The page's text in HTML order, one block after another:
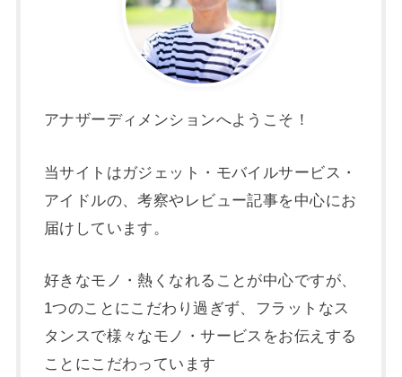
アナザーディメンションへようこそ！
当サイトはガジェット・モバイルサービス・
アイドルの、考察やレビュー記事を中心にお
届けしています。
好きなモノ・熱くなれることが中心ですが、
1つのことにこだわり過ぎず、フラットなス
タンスで様々なモノ・サービスをお伝えする
ことにこだわっています